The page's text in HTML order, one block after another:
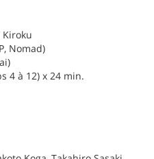
Nomad)
4 à 12) x 24 min.